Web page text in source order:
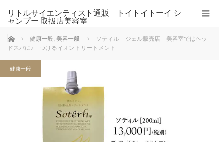
リトルサイエンティスト通販 トイトイトーイ シ
ャンプー 取扱店美容室
ホーム 健康一般, 美容一般
ソティル ジェル販売店 美容室ではヘッ
ドスパに♪ つけるイオントリートメント
健康一般